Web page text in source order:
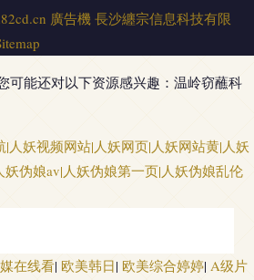
廣告機 長沙纏宗信息科技有限
可能还对以下资源感兴趣：温岭窃蘸科
人妖视频网站|人妖网页|人妖网站黄|人妖
伪娘av|人妖伪娘第一页|人妖伪娘乱伦
入口免费 亚洲瑟图欧美 一区二区免费日本 国产
在线看| 欧美韩日| 欧美综合婷婷| A级片